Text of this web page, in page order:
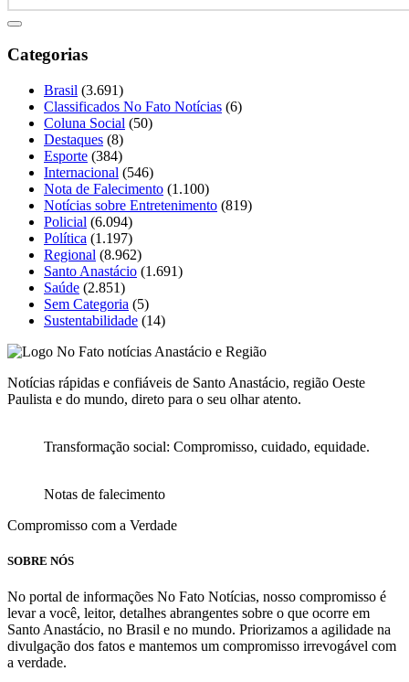
Categorias
Brasil (3.691)
Classificados No Fato Notícias (6)
Coluna Social (50)
Destaques (8)
Esporte (384)
Internacional (546)
Nota de Falecimento (1.100)
Notícias sobre Entretenimento (819)
Policial (6.094)
Política (1.197)
Regional (8.962)
Santo Anastácio (1.691)
Saúde (2.851)
Sem Categoria (5)
Sustentabilidade (14)
Notícias rápidas e confiáveis de Santo Anastácio, região Oeste
Paulista e do mundo, direto para o seu olhar atento.
Transformação social: Compromisso, cuidado, equidade.
Notas de falecimento
Compromisso com a Verdade
SOBRE NÓS
No portal de informações No Fato Notícias, nosso compromisso é
levar a você, leitor, detalhes abrangentes sobre o que ocorre em
Santo Anastácio, no Brasil e no mundo. Priorizamos a agilidade na
divulgação dos fatos e mantemos um compromisso irrevogável com
a verdade.